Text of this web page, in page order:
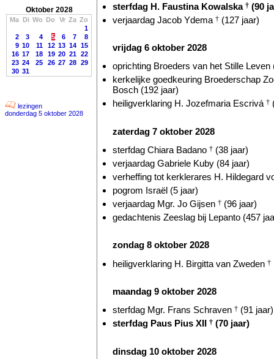
Oktober 2028
Ma Di Wo Do Vr Za Zo
1
2
3 4 5 6 7
8
9 10 11 12 13 14 15
16 17 18 19 20 21 22
23 24 25 26 27 28 29
30 31
lezingen
donderdag 5 oktober 2028
sterfdag H. Faustina Kowalska † (90
verjaardag Jacob Ydema † (127 jaar)
vrijdag 6 oktober 2028
oprichting Broeders van het Stille Leven
kerkelijke goedkeuring Broederschap
Bosch (192 jaar)
heiligverklaring H. Jozefmaria Escrivá †
zaterdag 7 oktober 2028
sterfdag Chiara Badano † (38 jaar)
verjaardag Gabriele Kuby (84 jaar)
verheffing tot kerklerares H. Hildegard
pogrom Israël (5 jaar)
verjaardag Mgr. Jo Gijsen † (96 jaar)
gedachtenis Zeeslag bij Lepanto (457
zondag 8 oktober 2028
heiligverklaring H. Birgitta van Zweden †
maandag 9 oktober 2028
sterfdag Mgr. Frans Schraven † (91 jaar)
sterfdag Paus Pius XII † (70 jaar)
dinsdag 10 oktober 2028